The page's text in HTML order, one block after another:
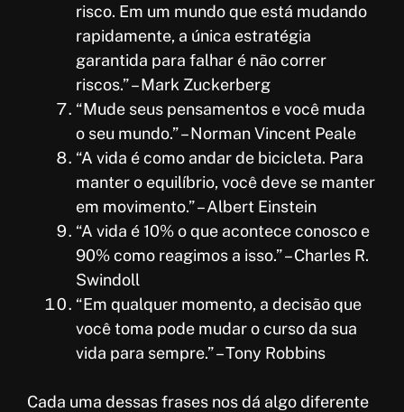
risco. Em um mundo que está mudando
rapidamente, a única estratégia
garantida para falhar é não correr
riscos.” – Mark Zuckerberg
“Mude seus pensamentos e você muda
o seu mundo.” – Norman Vincent Peale
“A vida é como andar de bicicleta. Para
manter o equilíbrio, você deve se manter
em movimento.” – Albert Einstein
“A vida é 10% o que acontece conosco e
90% como reagimos a isso.” – Charles R.
Swindoll
“Em qualquer momento, a decisão que
você toma pode mudar o curso da sua
vida para sempre.” – Tony Robbins
Cada uma dessas frases nos dá algo diferente